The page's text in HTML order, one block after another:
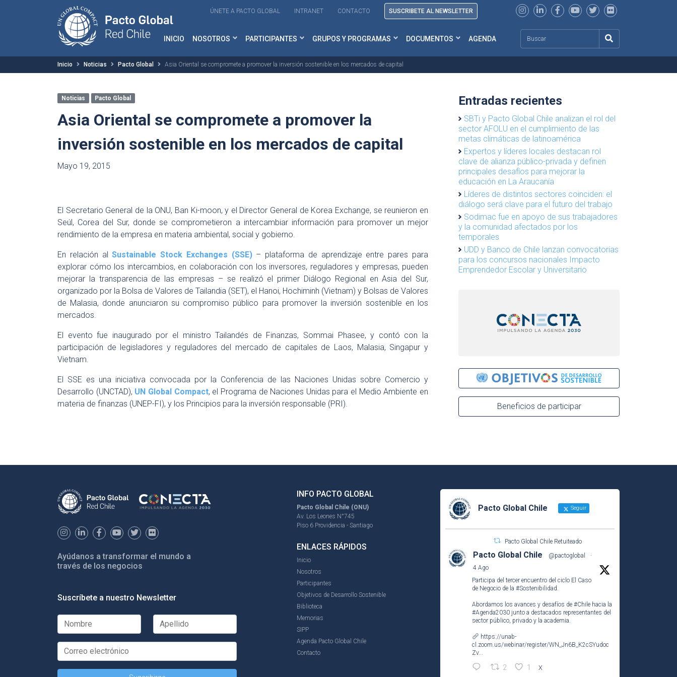
ÚNETE A PACTO GLOBAL INTRANET CONTACTO SUSCRIBETE AL NEWSLETTER
INICIO NOSOTROS PARTICIPANTES GRUPOS Y PROGRAMAS DOCUMENTOS AGENDA
Inicio Noticias Pacto Global Asia Oriental se compromete a promover la inversión sostenible en los mercados de capital
Noticias Pacto Global
Asia Oriental se compromete a promover la
inversión sostenible en los mercados de capital
Mayo 19, 2015
El Secretario General de la ONU, Ban Ki-moon, y el Director General de Korea Exchange, se reunieron en
Seúl, Corea del Sur, donde se comprometieron a intercambiar información para promover un mejor
rendimiento de la empresa en materia ambiental, social y gobierno.
En relación alSustainable Stock Exchanges (SSE)– plataforma de aprendizaje entre pares para
explorar cómo los intercambios, en colaboración con los inversores, reguladores y empresas, pueden
mejorar la transparencia de las empresas – se realizó el primer Diálogo Regional en Asia del Sur,
organizado por la Bolsa de Valores de Tailandia (SET), el Hanoi, Hochiminh (Vietnam) y Bolsas de Valores
de Malasia, donde anunciaron su compromiso público para promover la inversión sostenible en los
mercados.
El evento fue inaugurado por el ministro Tailandés de Finanzas, Sommai Phasee, y contó con la
participación de legisladores y reguladores del mercado de capitales de Laos, Malasia, Singapur y
Vietnam.
El SSE es una iniciativa convocada por la Conferencia de las Naciones Unidas sobre Comercio y
Desarrollo (UNCTAD), UN Global Compact, el Programa de Naciones Unidas para el Medio Ambiente en
materia de finanzas (UNEP-FI), y los Principios para la inversión responsable (PRI).
Entradas recientes
SBTi y Pacto Global Chile analizan el rol del
sector AFOLU en el cumplimiento de las
metas climáticas de latinoamérica
Expertos y líderes locales destacan rol
clave de alianza público-privada y definen
principales desafíos para mejorar la
educación en La Araucanía
Líderes de distintos sectores coinciden: el
diálogo será clave para el futuro del trabajo
Sodimac fue en apoyo de sus trabajadores
y la comunidad afectados por los
temporales
UDD y Banco de Chile lanzan convocatorias
para los concursos nacionales Impacto
Emprendedor Escolar y Universitario
Beneficios de participar
Ayúdanos a transformar el mundo a
través de los negocios
Suscríbete a nuestro Newsletter
INFO PACTO GLOBAL
Pacto Global Chile (ONU)
Av. Los Leones N°745
Piso 6 Providencia - Santiago
ENLACES RÁPIDOS
Inicio
Nosotros
Participantes
Objetivos de Desarrollo Sostenible
Biblioteca
Memorias
SIPP
Agenda Pacto Global Chile
Contacto
Pacto Global Chile Seguir
Pacto Global Chile Retuiteado
Pacto Global Chile @pactoglobal
·
4 Ago
Participa del tercer encuentro del ciclo El Caso
de Negocio de la #Sostenibilidad.
Abordamos los avances y desafíos de #Chile hacia la
#Agenda2030 junto a destacados representantes del
sector público, privado y la academia.
https://unab-
cl.zoom.us/webinar/register/WN_Jn6B_K2cSYudoc
Zv...
2 1 X